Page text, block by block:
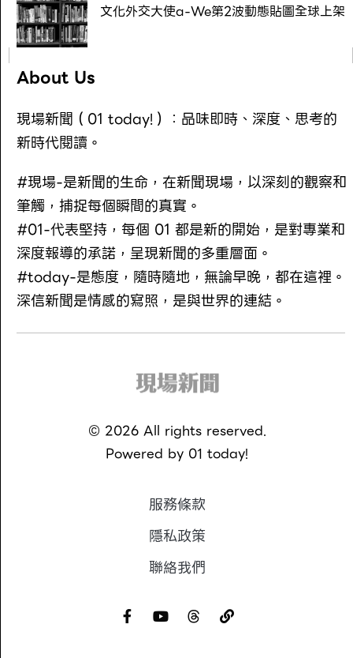
文化外交大使a-We第2波動態貼圖全球上架
About Us
現場新聞（01 today!）：品味即時、深度、思考的
新時代閱讀。
#現場-是新聞的生命，在新聞現場，以深刻的觀察和
筆觸，捕捉每個瞬間的真實。
#01-代表堅持，每個 01 都是新的開始，是對專業和
深度報導的承諾，呈現新聞的多重層面。
#today-是態度，隨時隨地，無論早晚，都在這裡。
深信新聞是情感的寫照，是與世界的連結。
© 2026All rights reserved.
Powered by 01 today!
服務條款
隱私政策
聯絡我們